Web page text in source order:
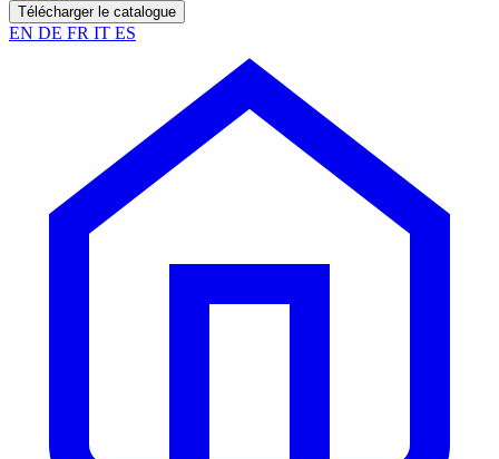
Télécharger le catalogue
EN DE FR IT ES